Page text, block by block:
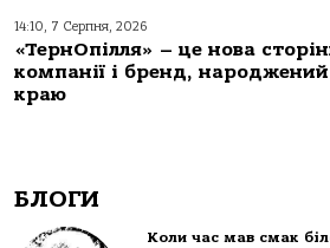
14:10, 7 Серпня, 2026
«ТернОпілля» – це нова
компанії і бренд, народжений
краю
БЛОГИ
Коли час мав смак